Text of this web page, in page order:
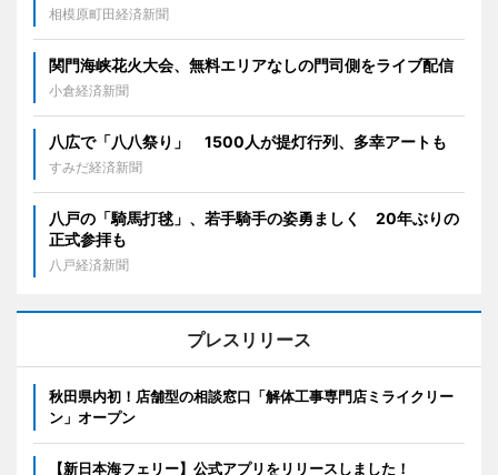
相模原町田経済新聞
関門海峡花火大会、無料エリアなしの門司側をライブ配信
小倉経済新聞
八広で「八八祭り」 1500人が提灯行列、多幸アートも
すみだ経済新聞
八戸の「騎馬打毬」、若手騎手の姿勇ましく 20年ぶりの
正式参拝も
八戸経済新聞
プレスリリース
秋田県内初！店舗型の相談窓口「解体工事専門店ミライクリー
ン」オープン
【新日本海フェリー】公式アプリをリリースしました！